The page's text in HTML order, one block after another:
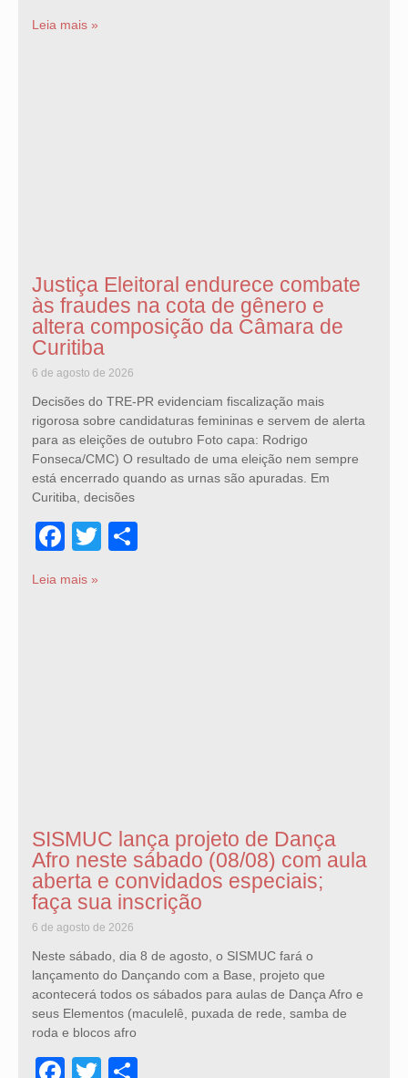
Leia mais »
Justiça Eleitoral endurece combate
às fraudes na cota de gênero e
altera composição da Câmara de
Curitiba
6 de agosto de 2026
Decisões do TRE-PR evidenciam fiscalização mais
rigorosa sobre candidaturas femininas e servem de alerta
para as eleições de outubro Foto capa: Rodrigo
Fonseca/CMC) O resultado de uma eleição nem sempre
está encerrado quando as urnas são apuradas. Em
Curitiba, decisões
Facebook
Twitter
Leia mais »
SISMUC lança projeto de Dança
Afro neste sábado (08/08) com aula
aberta e convidados especiais;
faça sua inscrição
6 de agosto de 2026
Neste sábado, dia 8 de agosto, o SISMUC fará o
lançamento do Dançando com a Base, projeto que
acontecerá todos os sábados para aulas de Dança Afro e
seus Elementos (maculelê, puxada de rede, samba de
roda e blocos afro
Facebook
Twitter